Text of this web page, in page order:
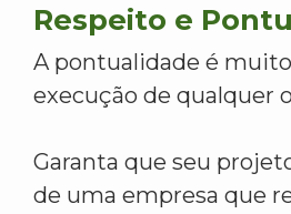
Respeito e
A pontualidade é
execução de qualquer
Garanta que seu
de uma empresa que